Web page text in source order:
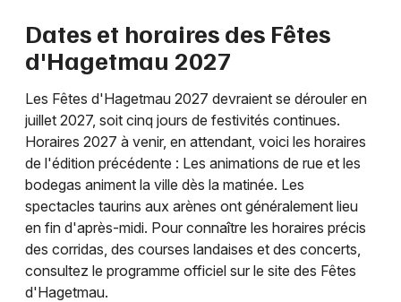
Dates et horaires des Fêtes
d'Hagetmau 2027
Les Fêtes d'Hagetmau 2027 devraient se dérouler en
juillet 2027, soit cinq jours de festivités continues.
Horaires 2027 à venir, en attendant, voici les horaires
de l'édition précédente : Les animations de rue et les
bodegas animent la ville dès la matinée. Les
spectacles taurins aux arènes ont généralement lieu
en fin d'après-midi. Pour connaître les horaires précis
des corridas, des courses landaises et des concerts,
consultez le programme officiel sur le site des Fêtes
d'Hagetmau.